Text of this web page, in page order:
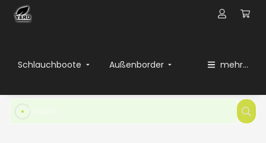
Schlauchboote Außenborder mehr...